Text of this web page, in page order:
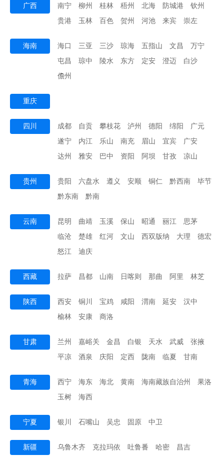
广西 南宁 柳州 桂林 梧州 北海 防城港
钦州
贵港
玉林 百色 贺州 河池 来宾 崇左
海南 海口 三亚 三沙 琼海 五指山 文昌
万宁
屯昌
琼中 陵水 东方 定安 澄迈
白沙
儋州
重庆
四川 成都 自贡 攀枝花 泸州 德阳 绵阳
广元
遂宁
内江 乐山 南充 眉山 宜宾
广安
达州
雅安 巴中 资阳 阿坝 甘孜 凉山
贵州 贵阳 六盘水 遵义 安顺 铜仁 黔西南
毕节
黔东南
黔南
云南 昆明 曲靖 玉溪 保山 昭通 丽江
思茅
临沧
楚雄 红河 文山 西双版纳 大理
德宏
怒江
迪庆
西藏 拉萨 昌都 山南 日喀则 那曲 阿里 林芝
陕西 西安 铜川 宝鸡 咸阳 渭南 延安
汉中
榆林
安康 商洛
甘肃 兰州 嘉峪关 金昌 白银 天水 武威
张掖
平凉
酒泉 庆阳 定西 陇南 临夏 甘南
青海 西宁 海东 海北 黄南 海南藏族自治州
果洛
玉树
海西
宁夏 银川 石嘴山 吴忠 固原 中卫
新疆 乌鲁木齐 克拉玛依 吐鲁番 哈密 昌吉